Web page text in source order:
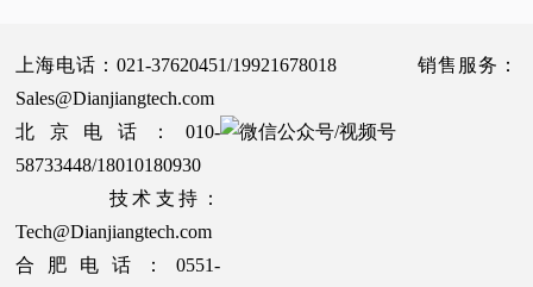
上海电话：021-37620451/19921678018 销售服务：
Sales@Dianjiangtech.com
北京电话：010-
58733448/18010180930
技术支持：
Tech@Dianjiangtech.com
合肥电话：0551-